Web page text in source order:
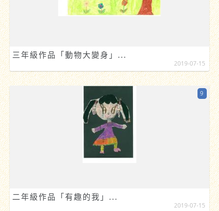
三年級作品「動物大變身」...
2019-07-15
二年級作品「有趣的我」...
9
2019-07-15